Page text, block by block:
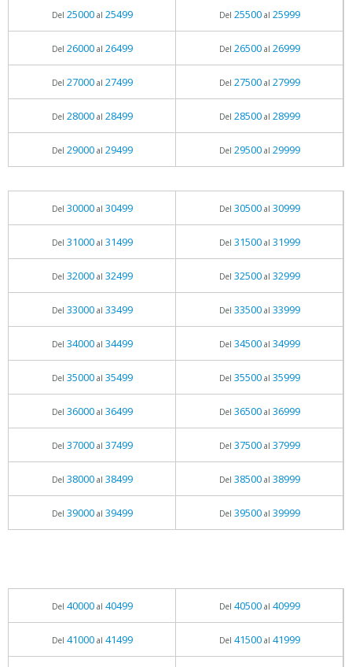
Del 25000al 25499 Del 25500al 25999
Del 26000al 26499 Del 26500al 26999
Del 27000al 27499 Del 27500al 27999
Del 28000al 28499 Del 28500al 28999
Del 29000al 29499 Del 29500al 29999
Del 30000al 30499 Del 30500al 30999
Del 31000al 31499 Del 31500al 31999
Del 32000al 32499 Del 32500al 32999
Del 33000al 33499 Del 33500al 33999
Del 34000al 34499 Del 34500al 34999
Del 35000al 35499 Del 35500al 35999
Del 36000al 36499 Del 36500al 36999
Del 37000al 37499 Del 37500al 37999
Del 38000al 38499 Del 38500al 38999
Del 39000al 39499 Del 39500al 39999
Del 40000al 40499 Del 40500al 40999
Del 41000al 41499 Del 41500al 41999